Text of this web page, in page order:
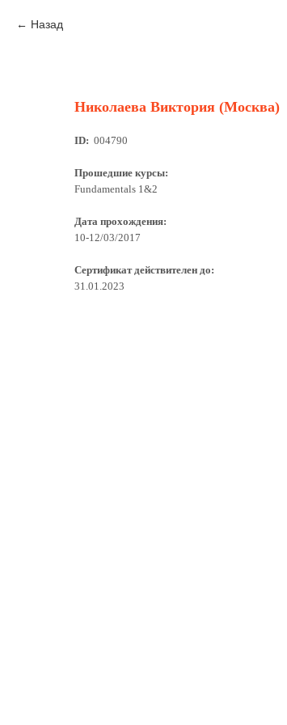
Назад
Николаева Виктория (Москва)
ID: 004790
Прошедшие курсы:
Fundamentals 1&2
Дата прохождения:
10-12/03/2017
Сертификат действителен до:
31.01.2023